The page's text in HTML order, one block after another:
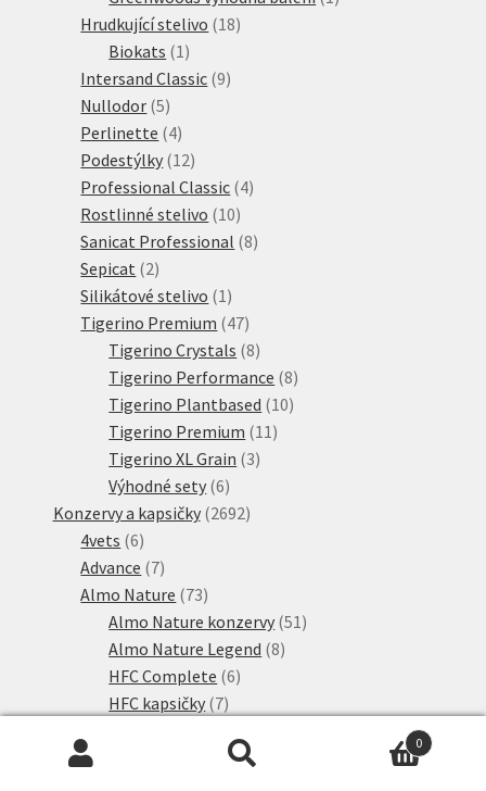
Hrudkující stelivo 1818
Biokats 1 1
produkt
Intersand Classic 99
Nullodor 55
produktů
Perlinette 44
produkty
Podestýlky 1212
produktů
Professional Classic 44
Rostlinné stelivo 1010
produktů
Sanicat Professional 88
Sepicat 22
produkty
Silikátové stelivo 1 1
produkt
Tigerino Premium 4747
produktů
Tigerino Crystals 88
produktů
Tigerino Performance 88
produktů
Tigerino Plantbased 1010
Tigerino Premium 11 11
Tigerino XL Grain 33
Výhodné sety 66
produktů
Konzervy a kapsičky 26922692
4vets 66
produktů
Advance 77
produktů
Almo Nature 7373
produktů
Almo Nature konzervy 51 51
Almo Nature Legend 88
HFC Complete 66
HFC kapsičky 77
produktů
animonda Carny Adult Single Protein 66
0